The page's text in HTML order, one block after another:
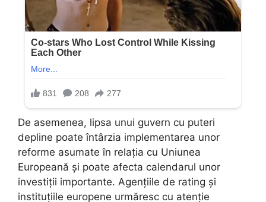
De asemenea, lipsa unui guvern cu puteri
depline poate întârzia implementarea unor
reforme asumate în relația cu Uniunea
Europeană și poate afecta calendarul unor
investiții importante. Agențiile de rating și
instituțiile europene urmăresc cu atenție